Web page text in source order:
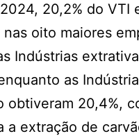
20,2% do VTI
oito maiores
Indústrias
as
obtiveram 20,4%,
a extração de